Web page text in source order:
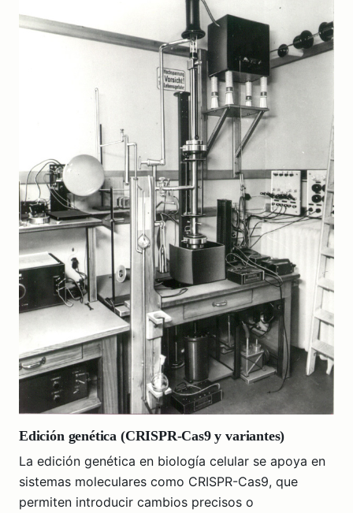
Edición genética (CRISPR-Cas9 y variantes)
La edición genética en biología celular se apoya en
sistemas moleculares como CRISPR-Cas9, que
permiten introducir cambios precisos o